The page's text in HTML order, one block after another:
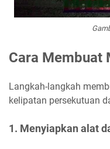
Cara Membuat
Langkah-langkah
kelipatan persekutuan
1. Menyiapkan alat